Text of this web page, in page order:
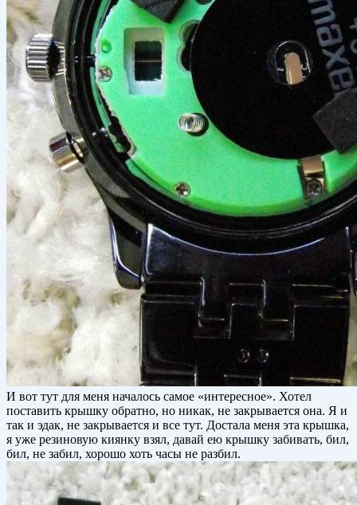
И вот тут для меня началось самое «интересное». Хотел
поставить крышку обратно, но никак, не закрывается она. Я и
так и эдак, не закрывается и все тут. Достала меня эта крышка,
я уже резиновую киянку взял, давай ею крышку забивать, бил,
бил, не забил, хорошо хоть часы не разбил.